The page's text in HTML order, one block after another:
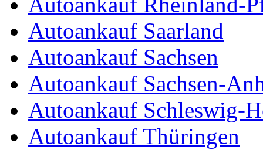
Autoankauf Saarland
Autoankauf Sachsen
Autoankauf Sachsen-
Autoankauf Schleswig-
Autoankauf Thüringen